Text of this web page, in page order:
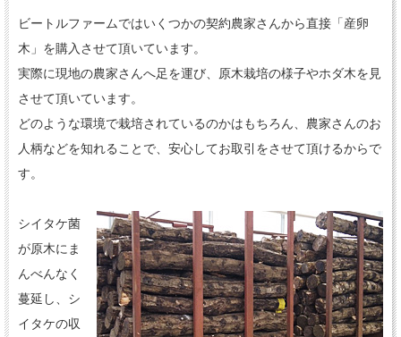
ビートルファームではいくつかの契約農家さんから直接「産卵
木」を購入させて頂いています。
実際に現地の農家さんへ足を運び、原木栽培の様子やホダ木を見
させて頂いています。
どのような環境で栽培されているのかはもちろん、農家さんのお
人柄などを知れることで、安心してお取引をさせて頂けるからで
す。
シイタケ菌
が原木にま
んべんなく
蔓延し、シ
イタケの収